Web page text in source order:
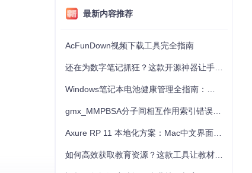
最新内容推荐
AcFunDown视频下载工具完全指南